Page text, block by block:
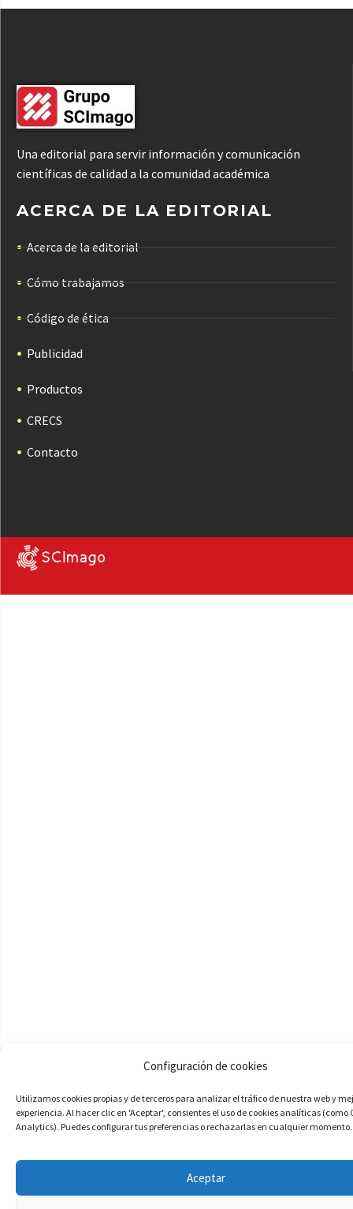
Configuración de cookies
Utilizamos cookies propias y de terceros para analizar el tráfico de nuestra web y
experiencia. Al hacer clic en 'Aceptar', consientes el uso de cookies analíticas (como
Analytics). Puedes configurar tus preferencias o rechazarlas en cualquier momento.
Aceptar
Una editorial para servir información y comunicación
científicas de calidad a la comunidad académica
ACERCA DE LA EDITORIAL
Acerca de la editorial
Cómo trabajamos
Código de ética
Publicidad
Productos
CRECS
Contacto